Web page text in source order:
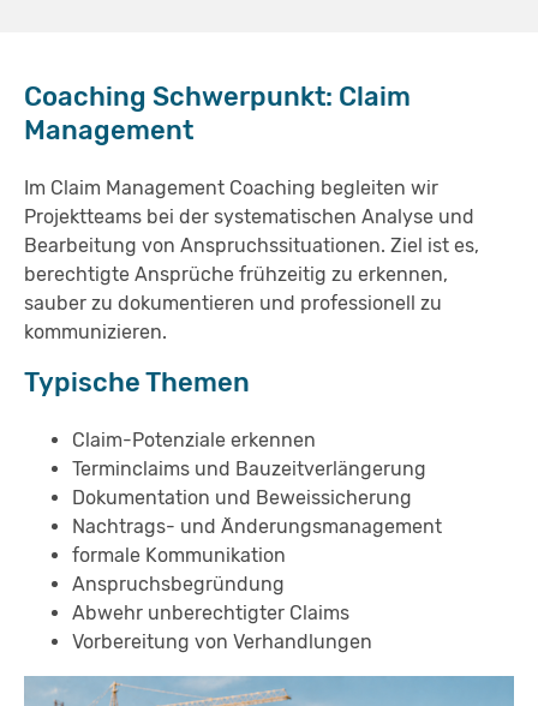
Coaching Schwerpunkt: Claim
Management
Im Claim Management Coaching begleiten wir
Projektteams bei der systematischen Analyse und
Bearbeitung von Anspruchssituationen. Ziel ist es,
berechtigte Ansprüche frühzeitig zu erkennen,
sauber zu dokumentieren und professionell zu
kommunizieren.
Typische Themen
Claim-Potenziale erkennen
Terminclaims und Bauzeitverlängerung
Dokumentation und Beweissicherung
Nachtrags- und Änderungsmanagement
formale Kommunikation
Anspruchsbegründung
Abwehr unberechtigter Claims
Vorbereitung von Verhandlungen